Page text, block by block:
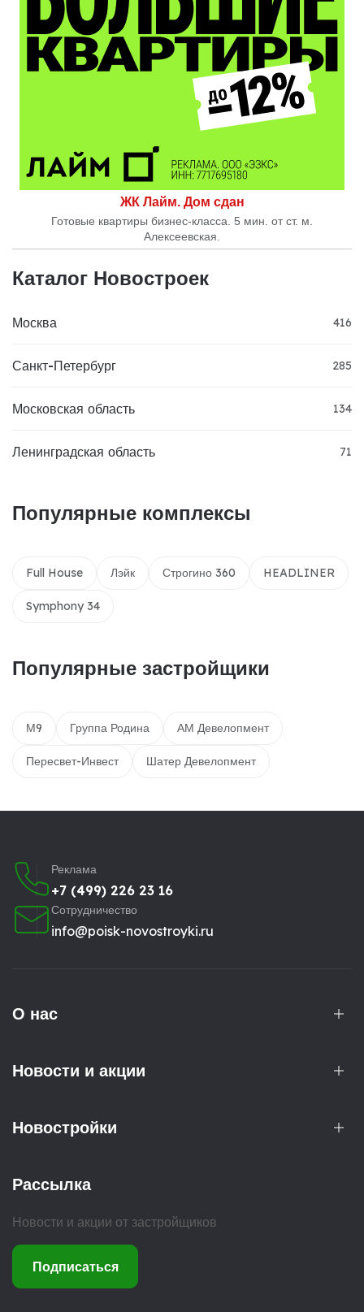
ЖК Лайм. Дом сдан
Готовые квартиры бизнес-класса. 5 мин. от ст. м.
Алексеевская.
Каталог Новостроек
Москва 416
Санкт-Петербург 285
Московская область 134
Ленинградская область 71
Популярные комплексы
Full House Лэйк Строгино 360 HEADLINER
Symphony 34
Популярные застройщики
М9 Группа Родина АМ Девелопмент
Пересвет-Инвест Шатер Девелопмент
Реклама
+7 (499) 226 23 16
Сотрудничество
info@poisk-novostroyki.ru
О нас
Новости и акции
Новостройки
Рассылка
Новости и акции от застройщиков
Подписаться